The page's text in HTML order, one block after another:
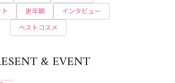
更年期
インタビュー
ベストコスメ
& EVENT